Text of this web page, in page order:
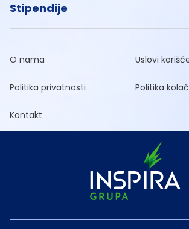
Stipendije
O nama Uslovi
Politika privatnosti Politika
Kontakt